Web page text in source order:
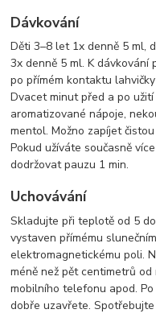
Dávkování
Děti 3–8 let 1x denně 5 ml,
3x denně 5 ml. K dávkování
po přímém kontaktu
Dvacet minut před a po
aromatizované nápoje,
mentol. Možno zapíjet
Pokud užíváte současně
dodržovat pauzu 1 min.
Uchovávání
Skladujte při teplotě od 5
vystaven přímému
elektromagnetickému poli.
méně než pět centimetrů
mobilního telefonu apod.
dobře uzavřete.